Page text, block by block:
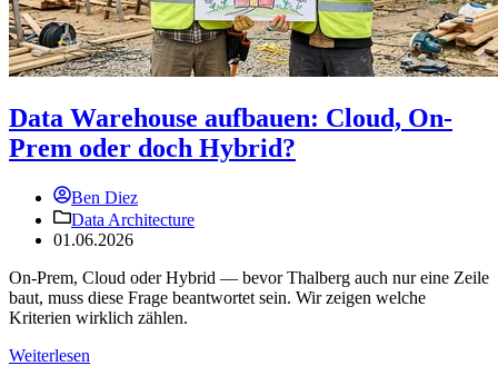
Data Warehouse aufbauen: Cloud, On-
Prem oder doch Hybrid?
Ben Diez
Data Architecture
01.06.2026
On-Prem, Cloud oder Hybrid — bevor Thalberg auch nur eine Zeile
baut, muss diese Frage beantwortet sein. Wir zeigen welche
Kriterien wirklich zählen.
Weiterlesen